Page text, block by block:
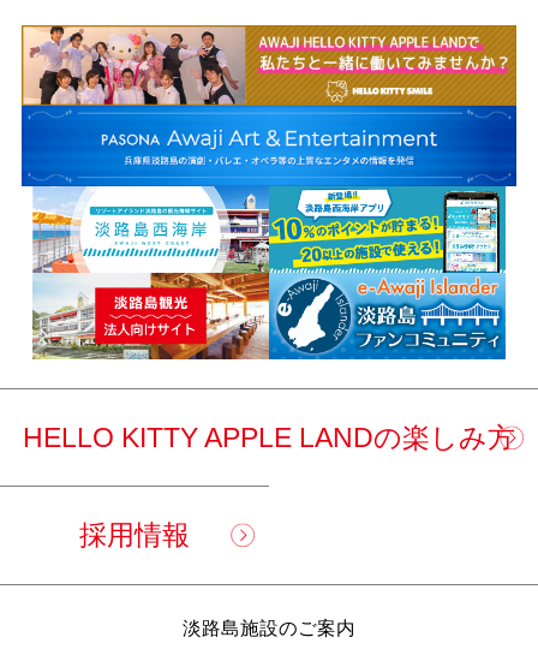
HELLO KITTY APPLE LANDの楽しみ方
採用情報
淡路島施設のご案内